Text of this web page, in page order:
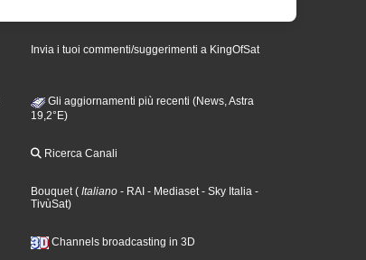
Invia i tuoi commenti/suggerimenti a KingOfSat
Gli aggiornamenti più recenti (News, Astra
19,2°E)
Ricerca Canali
Bouquet( Italiano - RAI - Mediaset- Sky Italia -
TivùSat)
Channels broadcasting in 3D